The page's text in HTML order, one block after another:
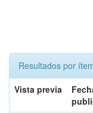
Resultados por
Vista previa